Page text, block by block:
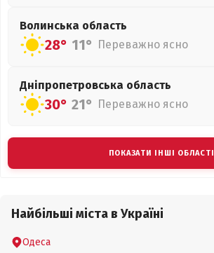
Волинська область
28° 11° Переважно ясно
Дніпропетровська область
30° 21° Переважно ясно
ПОКАЗАТИ ІНШІ ОБЛАСТІ
Найбільші міста в Україні
Одеса